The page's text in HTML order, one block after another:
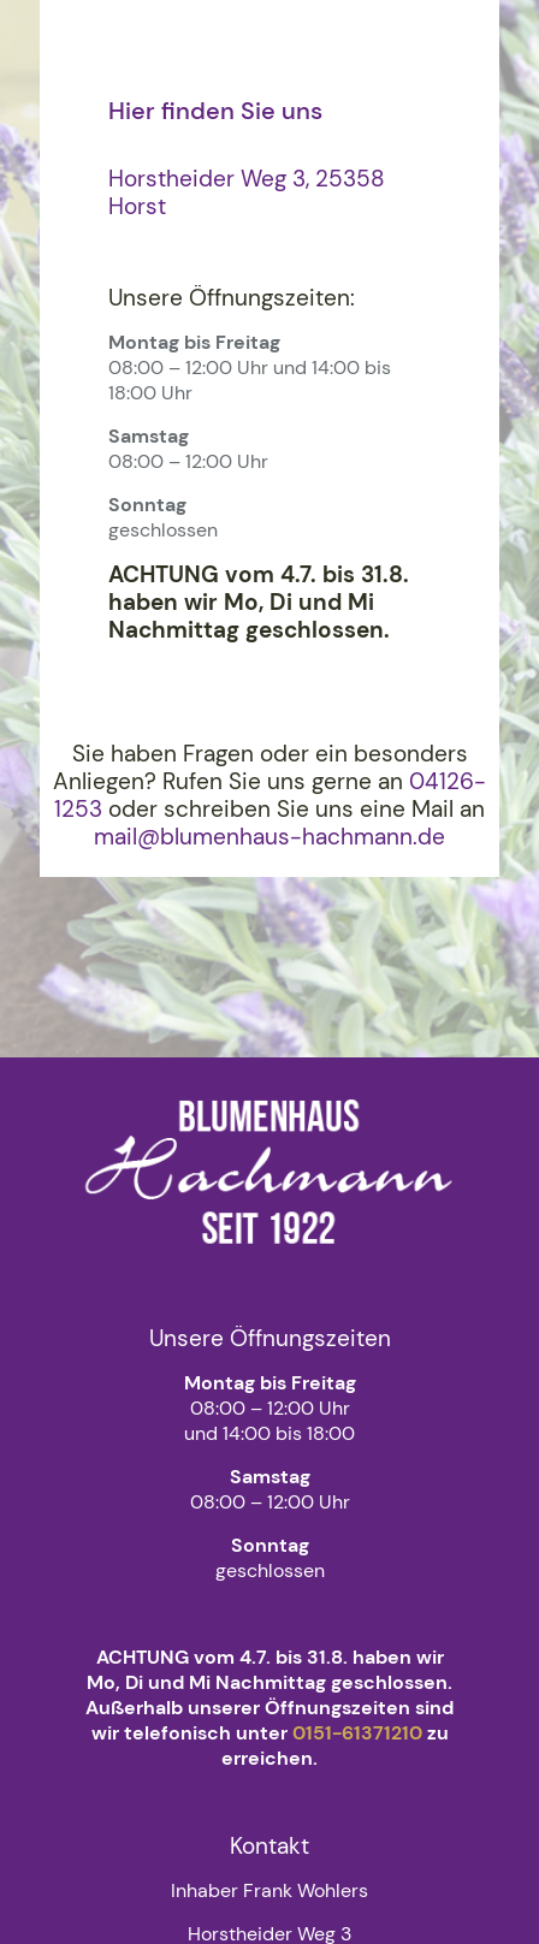
Hier finden Sie uns
Horstheider Weg 3, 25358
Horst
Unsere Öffnungszeiten:
Montag bis Freitag
08:00 – 12:00 Uhr und 14:00 bis
18:00 Uhr
Samstag
08:00 – 12:00 Uhr
Sonntag
geschlossen
ACHTUNG vom 4.7. bis 31.8.
haben wir Mo, Di und Mi
Nachmittag geschlossen.
Sie haben Fragen oder ein besonders
Anliegen? Rufen Sie uns gerne an 04126-
1253 oder schreiben Sie uns eine Mail an
mail@blumenhaus-hachmann.de
Unsere Öffnungszeiten
Montag bis Freitag
08:00 – 12:00 Uhr
und 14:00 bis 18:00
Samstag
08:00 – 12:00 Uhr
Sonntag
geschlossen
ACHTUNG vom 4.7. bis 31.8. haben wir
Mo, Di und Mi Nachmittag geschlossen.
Außerhalb unserer Öffnungszeiten sind
wir telefonisch unter0151-61371210zu
erreichen.
Kontakt
Inhaber Frank Wohlers
Horstheider Weg 3